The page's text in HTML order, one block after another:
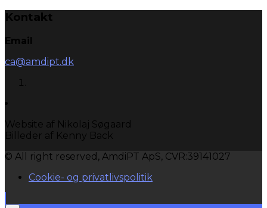
Kontakt
Email
ca@amdipt.dk
Website af Nikolaj Søgaard
Billeder af Kenny Back
© All right reserved, AmdiPT ApS, CVR:39141027
Cookie- og privatlivspolitik